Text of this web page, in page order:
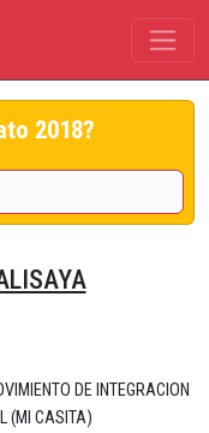
2018?
DE INTEGRACION
(MI CASITA)